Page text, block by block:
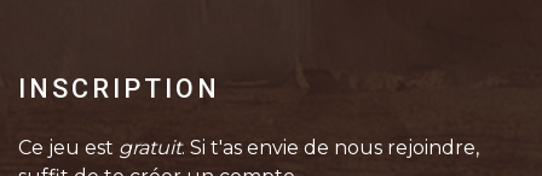
INSCRIPTION
Ce jeu est gratuit. Si t'as envie de nous rejoindre,